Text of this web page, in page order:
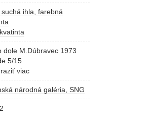
suchá ihla, farebná
dole M.Dúbravec 1973
5/15
Pevným krokom
viac
národná galéria, SNG